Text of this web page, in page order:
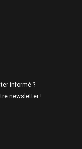
informé ?
newsletter !